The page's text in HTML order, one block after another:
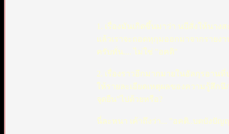
1. เรื่องมันเกิดขึ้นมาว่า นบีสั่งให้นา
แล้วเราจะถอดหุกุมออกมาจากรายง
ครับทั่น.... ไม่ใช่ "อคติ"
2. เรื่องราวอีกมากมายในอัลกุรอาน
ให้รายละเอียดเหตุผลของความรู้สึก
จุดยืน"ไปด้วยหรือ?
นี่ละหนา เค้าถึงว่า... "อคติ..บดบังปัญ